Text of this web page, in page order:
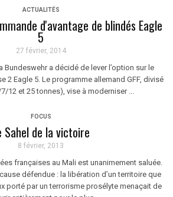
ACTUALITÉS
d'avantage de blindés Eagle
5
27 février, 2014
Bundeswehr a décidé de lever l’option sur le
2 Eagle 5. Le programme allemand GFF, divisé
12 et 25 tonnes), vise à moderniser ...
FOCUS
Sahel de la victoire
8 février, 2013
françaises au Mali est unanimement saluée.
défendue : la libération d’un territoire que
porté par un terrorisme prosélyte menaçait de